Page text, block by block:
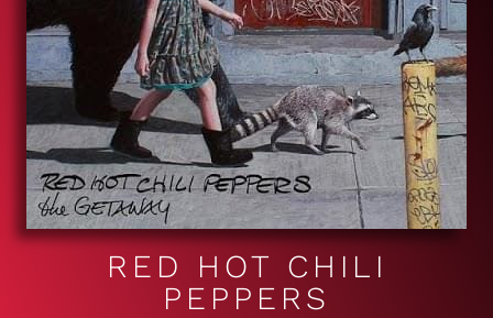
RED HOT CHILI
PEPPERS